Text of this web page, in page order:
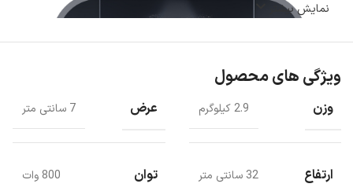
نمایش بیشتر
ویژگی های محصول
وزن 2.9 کیلوگرم عرض 7 سانتی متر
ارتفاع 32 سانتی متر توان 800 وات